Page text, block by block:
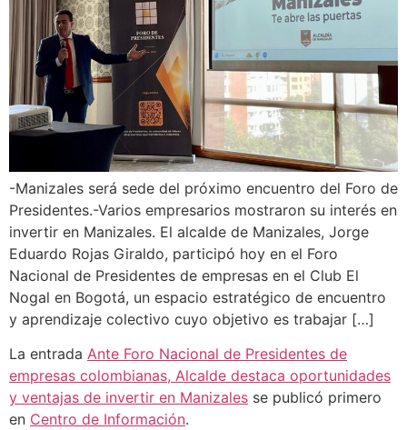
-Manizales será sede del próximo encuentro del Foro de
Presidentes.-Varios empresarios mostraron su interés en
invertir en Manizales. El alcalde de Manizales, Jorge
Eduardo Rojas Giraldo, participó hoy en el Foro
Nacional de Presidentes de empresas en el Club El
Nogal en Bogotá, un espacio estratégico de encuentro
y aprendizaje colectivo cuyo objetivo es trabajar […]
La entrada Ante Foro Nacional de Presidentes de
empresas colombianas, Alcalde destaca oportunidades
y ventajas de invertir en Manizales se publicó primero
en Centro de Información.